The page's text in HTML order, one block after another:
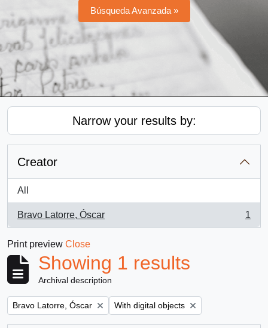
Búsqueda Avanzada »
Narrow your results by:
Creator
All
Bravo Latorre, Óscar
, 1 results
1
Print preview Close
Showing 1 results
Archival description
Remove filter:
Bravo Latorre, Óscar Remove filter:
With digital objects